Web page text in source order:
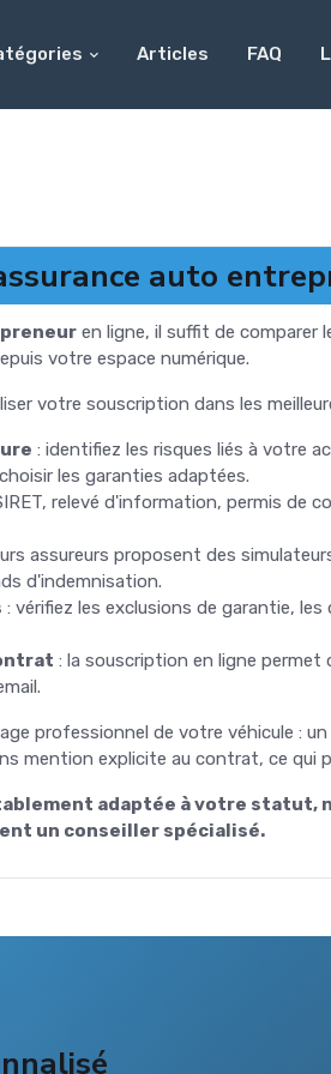
Articles FAQ
auto
en ligne, il suffit de comparer
votre espace numérique.
votre souscription dans les
: identifiez les risques liés à votre
les garanties adaptées.
relevé d'information, permis de
assureurs proposent des
d'indemnisation.
: vérifiez les exclusions de garantie,
: la souscription en ligne permet
professionnel de votre véhicule :
mention explicite au contrat, ce
adaptée à votre statut,
un conseiller spécialisé.